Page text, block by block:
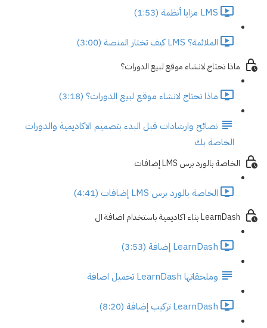
LMS مزايا أنظمة (1:53)
الملائمة؟ LMS كيف تختار المنصة (3:00)
ماذا تحتاج لانشاء موقع لبيع الدورات؟
ماذا تحتاج لانشاء موقع لبيع الدورات؟ (3:18)
نصائح وارشادات قبل البدء بتصميم الاكاديمية والدورات
الخاصة بك
الخاصة بالورد برس LMS إضافات
الخاصة بالورد برس LMS إضافات (4:41)
LearnDash بناء اكاديمية باستخدام اضافة ال
LearnDash إضافة (3:53)
وملحقاتها LearnDash تحميل اضافة
LearnDash تركيب إضافة (8:20)